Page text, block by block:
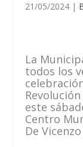
21/05/2024 |
La
todos los
este
Centro
De